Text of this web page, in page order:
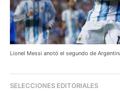
Lionel Messi anotó el segundo de
SELECCIONES EDITORIALES